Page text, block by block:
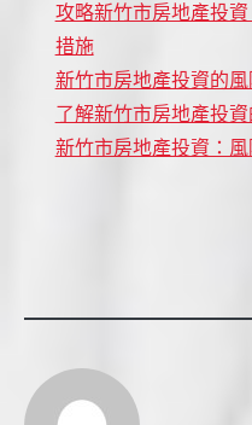
攻略新竹市房地產投
措施
新竹市房地產投資的
了解新竹市房地產投
新竹市房地產投資：